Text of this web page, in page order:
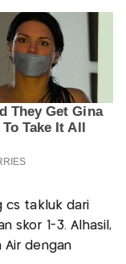
cs takluk dari
skor 1-3. Alhasil,
Air dengan